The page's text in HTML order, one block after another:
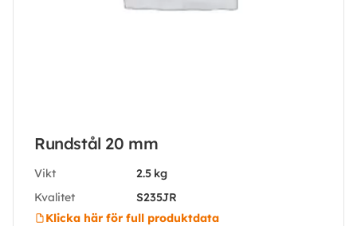
Rundstål 20 mm
Vikt
2.5 kg
Kvalitet
S235JR
Klicka här för full produktdata